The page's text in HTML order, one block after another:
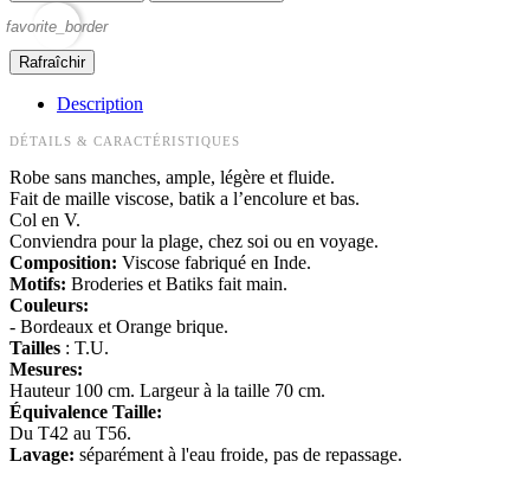
favorite_border
Description
DÉTAILS & CARACTÉRISTIQUES
Robe sans manches, ample, légère et fluide.
Fait de maille viscose, batik a l’encolure et bas.
Col en V.
Conviendra pour la plage, chez soi ou en voyage.
Composition: Viscose fabriqué en Inde.
Motifs: Broderies et Batiks fait main.
Couleurs:
- Bordeaux et Orange brique.
Tailles : T.U.
Mesures:
Hauteur 100 cm. Largeur à la taille 70 cm.
Équivalence Taille:
Du T42 au T56.
Lavage: séparément à l'eau froide, pas de repassage.